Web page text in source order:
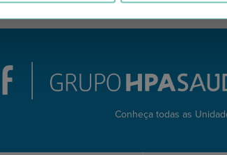
Conheça todas as